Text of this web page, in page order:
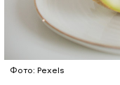
Фото: Pexels